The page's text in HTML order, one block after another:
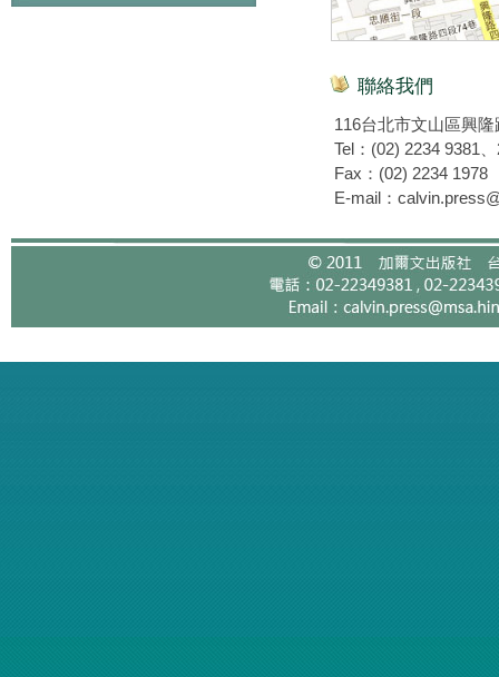
聯絡我們
116台北市文山區興
Tel：(02) 2234 9381
Fax：(02) 2234 1978
E-mail：